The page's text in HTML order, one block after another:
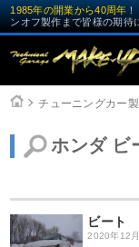
1985年の開業から40周年！
ンオフ製作まで皆様の期待
チューニングカー
ホンダ ビ
ビート
2020年12